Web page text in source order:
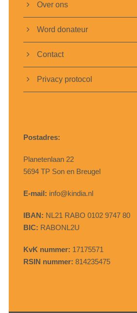
Over ons
Word donateur
Contact
Privacy protocol
Postadres:
Planetenlaan 22
5694 TP Son en Breugel
E-mail: info@kindia.nl
IBAN: NL21 RABO 0102 9747 80
BIC: RABONL2U
KvK nummer: 17175571
RSIN nummer: 814235475